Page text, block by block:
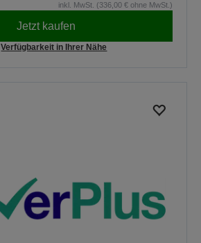
inkl. MwSt. (336,00 € ohne MwSt.)
Jetzt kaufen
Verfügbarkeit in Ihrer Nähe